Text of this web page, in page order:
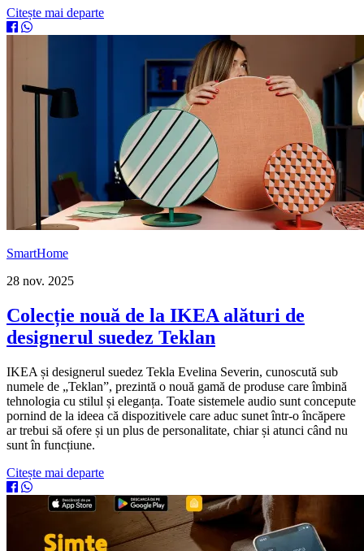
Citește mai departe
SmartHome
28 nov. 2025
Colecție nouă de la IKEA alături de
designerul suedez Teklan
IKEA și designerul suedez Tekla Evelina Severin, cunoscută sub
numele de „Teklan”, prezintă o nouă gamă de produse care îmbină
tehnologia cu stilul și eleganța. Toate sistemele audio sunt concepute
pornind de la ideea că dispozitivele care aduc sunet într-o încăpere
ar trebui să ofere și un plus de personalitate, chiar și atunci când nu
sunt în funcțiune.
Citește mai departe